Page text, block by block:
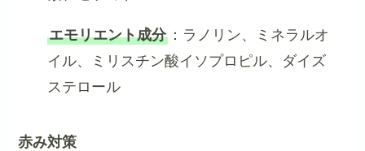
エモリエント成分 ：ラノリン、ミネラルオ
イル、ミリスチン酸イソプロピル、ダイズ
ステロール
赤み対策